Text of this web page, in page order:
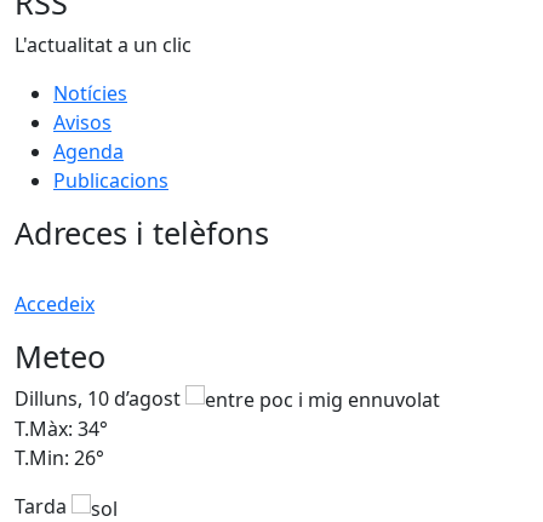
L'actualitat a un clic
Notícies
Avisos
Agenda
Publicacions
Adreces i telèfons
Accedeix
Meteo
Dilluns, 10 d’agost
T.Màx: 34°
T.Min: 26°
Tarda